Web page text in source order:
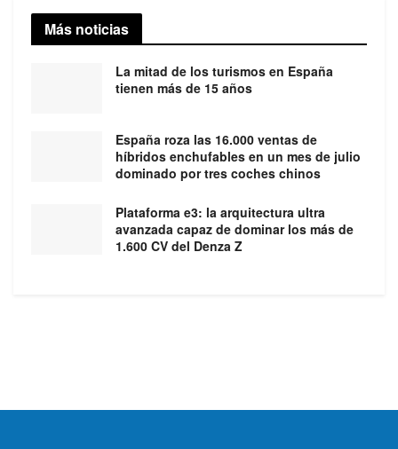
Más noticias
La mitad de los turismos en España
tienen más de 15 años
España roza las 16.000 ventas de
híbridos enchufables en un mes de julio
dominado por tres coches chinos
Plataforma e3: la arquitectura ultra
avanzada capaz de dominar los más de
1.600 CV del Denza Z